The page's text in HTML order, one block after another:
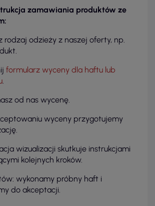
zamawiania produktów ze
rodzaj odzieży z naszej oferty, np.
formularz wyceny dla haftu lub
.
od nas wycenę.
wyceny przygotujemy
wizualizacji skutkuje instrukcjami
kolejnych kroków.
wykonamy próbny haft i
do akceptacji.